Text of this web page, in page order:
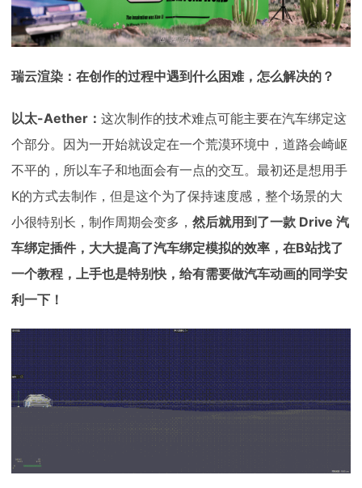
瑞云渲染：在创作的过程中遇到什么困难，怎么解决的？
以太-Aether： 这次制作的技术难点可能主要在汽车绑定这
个部分。因为一开始就设定在一个荒漠环境中，道路会崎岖
不平的，所以车子和地面会有一点的交互。最初还是想用手
K的方式去制作，但是这个为了保持速度感，整个场景的大
小很特别长，制作周期会变多， 然后就用到了一款 Drive 汽
车绑定插件，大大提高了汽车绑定模拟的效率，在B站找了
一个教程，上手也是特别快，给有需要做汽车动画的同学安
利一下！